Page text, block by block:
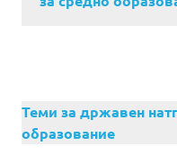
Теми за државен
образование